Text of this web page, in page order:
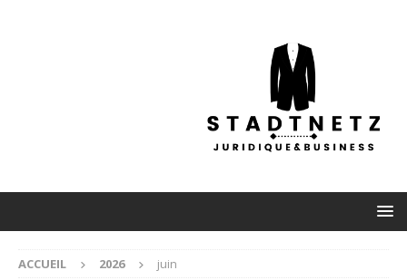
ACCUEIL 2026 juin